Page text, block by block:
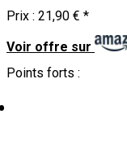
Prix : 21,90 € *
Voir offre sur
Points forts :